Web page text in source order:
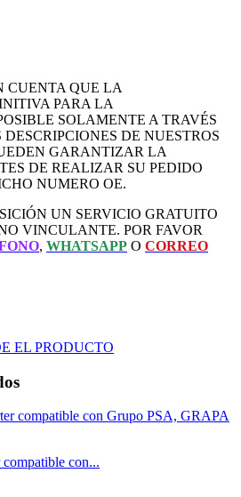
CUENTA QUE LA
PARA LA
SOLAMENTE A TRAVÉS
DE NUESTROS
GARANTIZAR LA
DE REALIZAR SU PEDIDO
NUMERO OE.
UN SERVICIO GRATUITO
VINCULANTE. POR FAVOR
, WHATSAPP O CORREO
EL PRODUCTO
con...